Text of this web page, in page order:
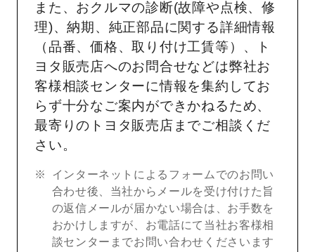
また、おクルマの診断(故障や点検、修
理)、納期、純正部品に関する詳細情報
（品番、価格、取り付け工賃等）、ト
ヨタ販売店へのお問合せなどは弊社お
客様相談センターに情報を集約してお
らず十分なご案内ができかねるため、
最寄りのトヨタ販売店までご相談くだ
さい。
インターネットによるフォームでのお問い
合わせ後、当社からメールを受け付けた旨
の返信メールが届かない場合は、お手数を
おかけしますが、お電話にて当社お客様相
談センターまでお問い合わせくださいます